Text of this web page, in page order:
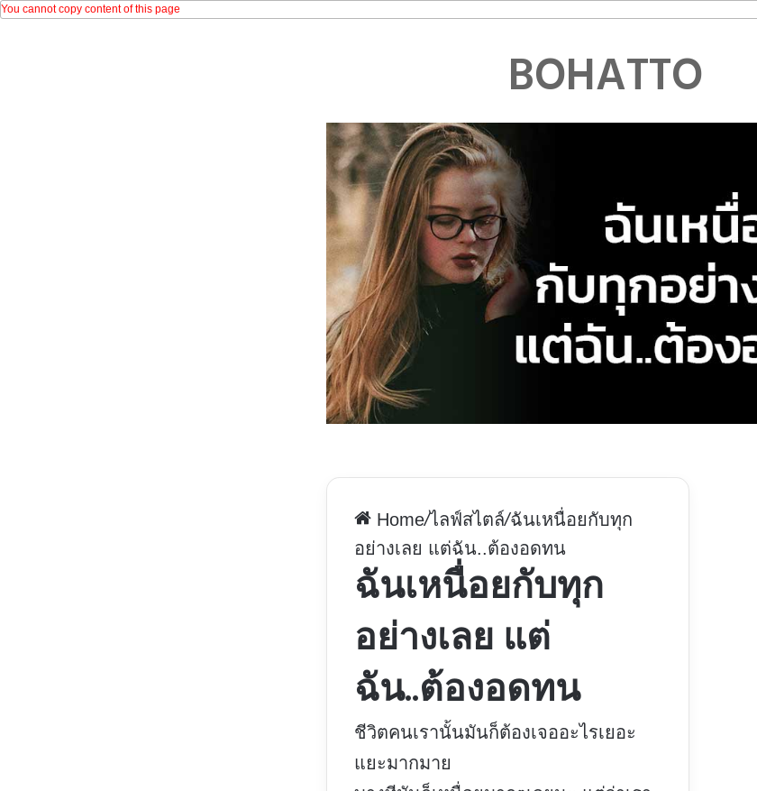
You cannot copy content of this page
BOHATTO
Home/ไลฟ์สไตล์/ฉันเหนื่อยกับทุก
อย่างเลย แต่ฉัน..ต้องอดทน
ฉันเหนื่อยกับทุก
อย่างเลย แต่
ฉัน..ต้องอดทน
ชีวิตคนเรานั้นมันก็ต้องเจออะไรเยอะ
แยะมากมาย